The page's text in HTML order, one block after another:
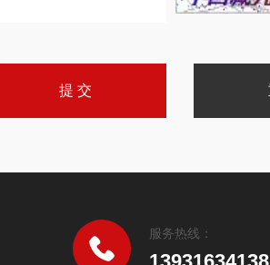
服务热线：